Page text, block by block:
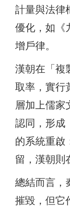
計量與法律
優化，如《
增戶律。
漢朝在「複
取率，實行
層加上儒家
認同，形成
的系統重啟
留，漢朝則
總結而言，
摧毀，但它